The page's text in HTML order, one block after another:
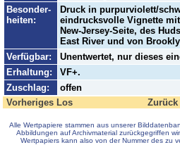
Besonder-
heiten:
Druck in purpurviolett/
eindrucksvolle Vignette
New-Jersey-Seite, des
East River und von
Verfügbar:
Unentwertet, nur dieses
Erhaltung:
VF+.
Zuschlag:
offen
Vorheriges Los
Zurück
Alle Wertpapiere stammen aus unserer
Abbildungen auf Archivmaterial zurückgegriffen
Wertpapiers kann also von der Nummer des zu